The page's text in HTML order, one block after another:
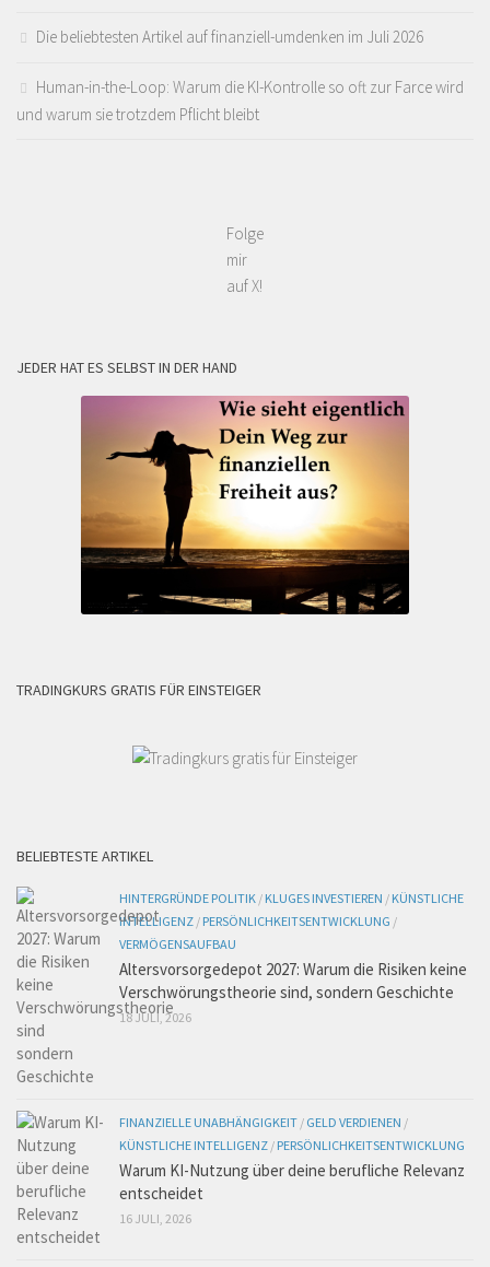
Die beliebtesten Artikel auf finanziell-umdenken im Juli 2026
Human-in-the-Loop: Warum die KI-Kontrolle so oft zur Farce wird
und warum sie trotzdem Pflicht bleibt
Folge
mir
auf X!
JEDER HAT ES SELBST IN DER HAND
TRADINGKURS GRATIS FÜR EINSTEIGER
BELIEBTESTE ARTIKEL
HINTERGRÜNDE POLITIK / KLUGES INVESTIEREN / KÜNSTLICHE
INTELLIGENZ / PERSÖNLICHKEITSENTWICKLUNG /
VERMÖGENSAUFBAU
Altersvorsorgedepot 2027: Warum die Risiken keine
Verschwörungstheorie sind, sondern Geschichte
18 JULI, 2026
FINANZIELLE UNABHÄNGIGKEIT / GELD VERDIENEN /
KÜNSTLICHE INTELLIGENZ / PERSÖNLICHKEITSENTWICKLUNG
Warum KI-Nutzung über deine berufliche Relevanz
entscheidet
16 JULI, 2026